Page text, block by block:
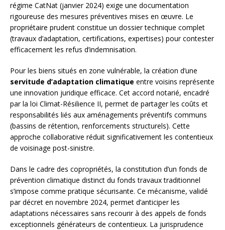
régime CatNat (janvier 2024) exige une documentation
rigoureuse des mesures préventives mises en œuvre. Le
propriétaire prudent constitue un dossier technique complet
(travaux d’adaptation, certifications, expertises) pour contester
efficacement les refus d’indemnisation.
Pour les biens situés en zone vulnérable, la création d’une
servitude d’adaptation climatique entre voisins représente
une innovation juridique efficace. Cet accord notarié, encadré
par la loi Climat-Résilience II, permet de partager les coûts et
responsabilités liés aux aménagements préventifs communs
(bassins de rétention, renforcements structurels). Cette
approche collaborative réduit significativement les contentieux
de voisinage post-sinistre.
Dans le cadre des copropriétés, la constitution d’un fonds de
prévention climatique distinct du fonds travaux traditionnel
s’impose comme pratique sécurisante. Ce mécanisme, validé
par décret en novembre 2024, permet d’anticiper les
adaptations nécessaires sans recourir à des appels de fonds
exceptionnels générateurs de contentieux. La jurisprudence